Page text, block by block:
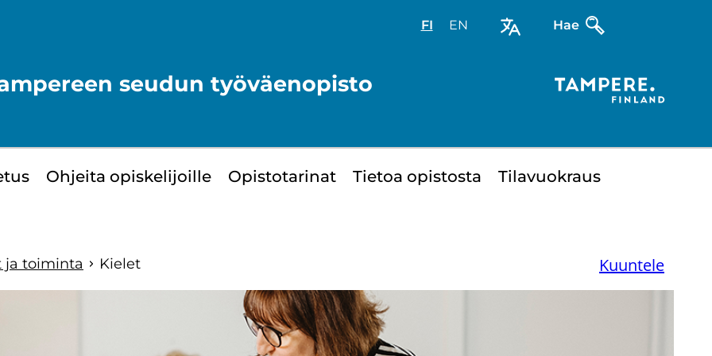
FIValitse
ENSelect
Hae
seudun työväenopisto
Oh­jei­ta opis­ke­li­joil­le Opis­to­ta­ri­nat Tie­toa opis­tos­ta
Ti­la­vuo­kraus
ja toi­min­ta Kie­let Kuuntele